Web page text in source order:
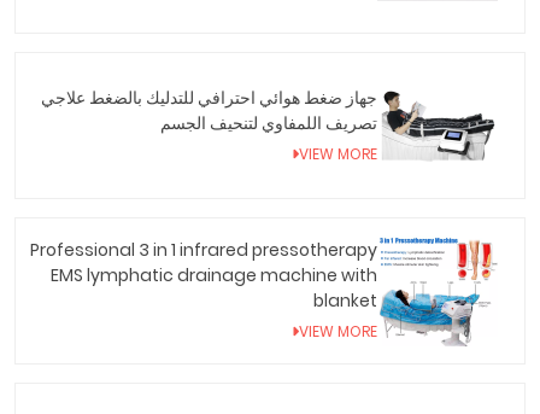
جهاز ضغط هوائي احترافي للتدليك بالضغط علاجي
تصريف اللمفاوي لتنحيف الجسم
VIEW MORE
Professional 3 in 1 infrared pressotherapy
EMS lymphatic drainage machine with
blanket
VIEW MORE